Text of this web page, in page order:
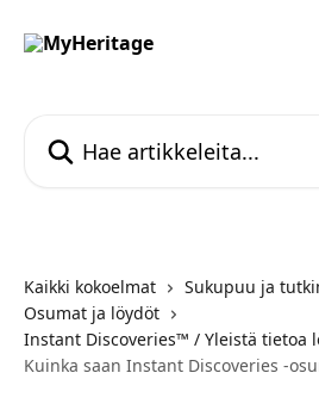
Kaikki kokoelmat
Sukupuu ja
Osumat ja löydöt
Instant Discoveries™ / Yleistä tietoa
Kuinka saan Instant Discoveries -